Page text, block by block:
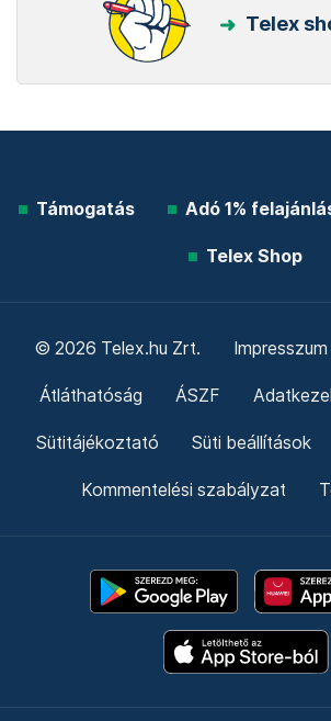
Telex
Támogatás Adó 1%
Telex Shop
© 2026 Telex.hu Zrt. Impresszum
Átláthatóság ÁSZF
Sütitájékoztató Süti beállítások
Kommentelési szabályzat